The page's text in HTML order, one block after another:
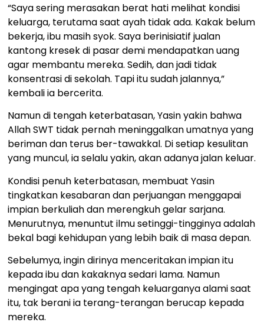
“Saya sering merasakan berat hati melihat kondisi
keluarga, terutama saat ayah tidak ada. Kakak belum
bekerja, ibu masih syok. Saya berinisiatif jualan
kantong kresek di pasar demi mendapatkan uang
agar membantu mereka. Sedih, dan jadi tidak
konsentrasi di sekolah. Tapi itu sudah jalannya,”
kembali ia bercerita.
Namun di tengah keterbatasan, Yasin yakin bahwa
Allah SWT tidak pernah meninggalkan umatnya yang
beriman dan terus ber-tawakkal. Di setiap kesulitan
yang muncul, ia selalu yakin, akan adanya jalan keluar.
Kondisi penuh keterbatasan, membuat Yasin
tingkatkan kesabaran dan perjuangan menggapai
impian berkuliah dan merengkuh gelar sarjana.
Menurutnya, menuntut ilmu setinggi-tingginya adalah
bekal bagi kehidupan yang lebih baik di masa depan.
Sebelumya, ingin dirinya menceritakan impian itu
kepada ibu dan kakaknya sedari lama. Namun
mengingat apa yang tengah keluarganya alami saat
itu, tak berani ia terang-terangan berucap kepada
mereka.